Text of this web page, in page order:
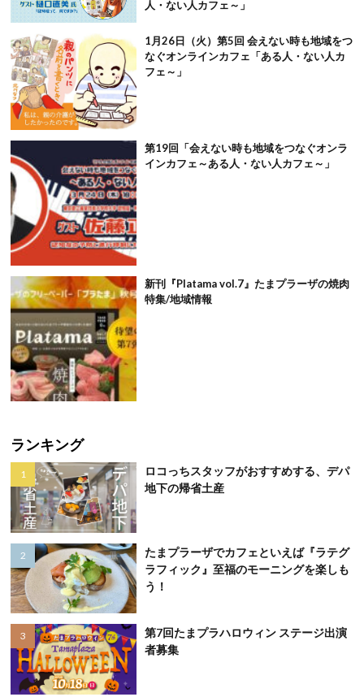
人・ない人カフェ～」
1月26日（火）第5回 会えない時も地域をつ
なぐオンラインカフェ「ある人・ない人カ
フェ～」
第19回「会えない時も地域をつなぐオンラ
インカフェ～ある人・ない人カフェ～」
新刊『Platama vol.7』たまプラーザの焼肉
特集/地域情報
ランキング
ロコっちスタッフがおすすめする、デパ
地下の帰省土産
たまプラーザでカフェといえば『ラテグ
ラフィック』至福のモーニングを楽しも
う！
第7回たまプラハロウィン ステージ出演
者募集